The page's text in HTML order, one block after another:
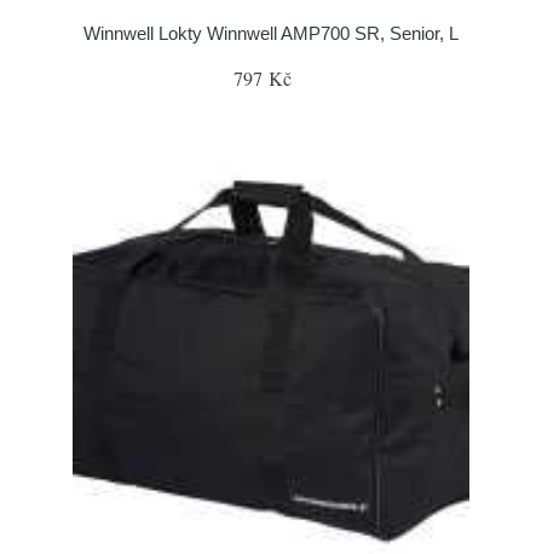
Winnwell Lokty Winnwell AMP700 SR, Senior, L
797 Kč